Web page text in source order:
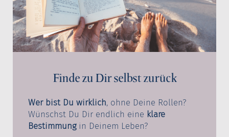
Finde zu Dir selbst zurück
Wer bist Du wirklich, ohne Deine Rollen?
Wünschst Du Dir endlich eine klare
Bestimmungin Deinem Leben?